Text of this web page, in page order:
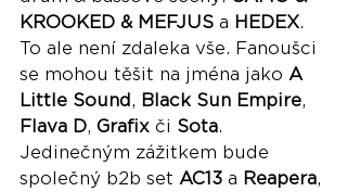
KROOKED & MEFJUS a HEDEX.
To ale není zdaleka vše. Fanoušci
se mohou těšit na jména jako A
Little Sound, Black Sun Empire,
Flava D, Grafix či Sota.
Jedinečným zážitkem bude
společný b2b set AC13 a Reapera,